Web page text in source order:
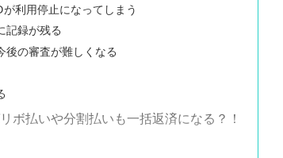
利用停止になってしまう
記録が残る
後の審査が難しくなる
ボ払いや分割払いも一括返済になる？！